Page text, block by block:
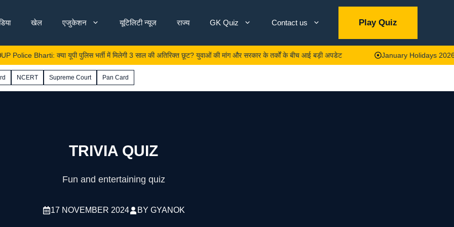
खेल एजुकेशन यूटिलिटी न्यूज राज्य GK Quiz Contact us Play Quiz
Bharti: क्या यूपी पुलिस भर्ती में मिलेगी 3 साल की अतिरिक्त छूट? युवाओं की मांग और सरकार के तर्कों के बीच आई बड़ी अपडेट January Holidays 2026: जनवरी में
NCERT Supreme Court Pan Card
TRIVIA QUIZ
Fun and entertaining quiz
17 NOVEMBER 2024 BY GYANOK